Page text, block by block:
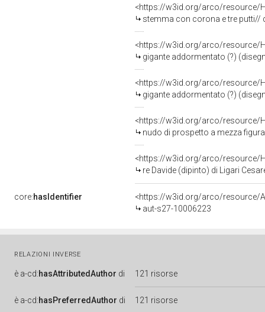
<https://w3id.org/arco/resource/
stemma con corona e tre putti//
<https://w3id.org/arco/resource/
gigante addormentato (?)
<https://w3id.org/arco/resource/
gigante addormentato (?)
<https://w3id.org/arco/resource/
nudo di prospetto a mezza
<https://w3id.org/arco/resource/
re Davide (dipinto) di Ligari
core:hasIdentifier
<https://w3id.org/arco/resource/
aut-s27-10006223
RELAZIONI INVERSE
è a-cd:hasAttributedAuthor di 121 risorse
è a-cd:hasPreferredAuthor di 121 risorse